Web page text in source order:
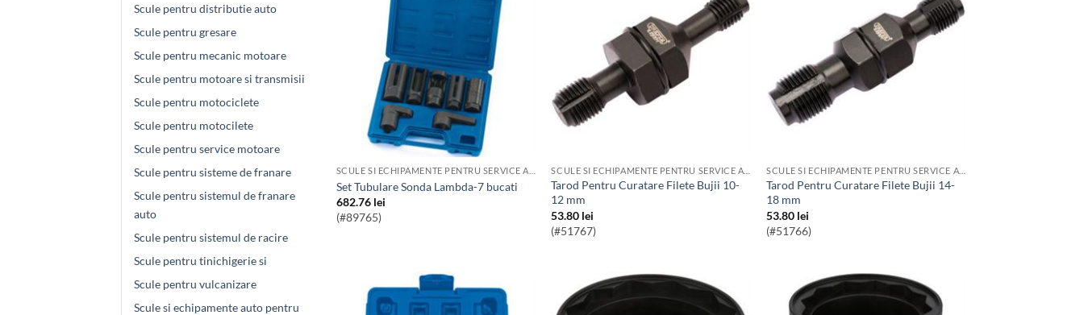
Scule pentru distributie auto
Scule pentru gresare
Scule pentru mecanic motoare
Scule pentru motoare si transmisii
Scule pentru motociclete
Scule pentru motocilete
Scule pentru service motoare
Scule pentru sisteme de franare
Scule pentru sistemul de franare
auto
Scule pentru sistemul de racire
Scule pentru tinichigerie si
Scule pentru vulcanizare
Scule si echipamente auto pentru
Set Tubulare Sonda Lambda-7 bucati
682.76 lei
(#89765)
Tarod Pentru Curatare Filete Bujii 10-
12 mm
53.80 lei
(#51767)
Tarod Pentru Curatare Filete Bujii 14-
18 mm
53.80 lei
(#51766)